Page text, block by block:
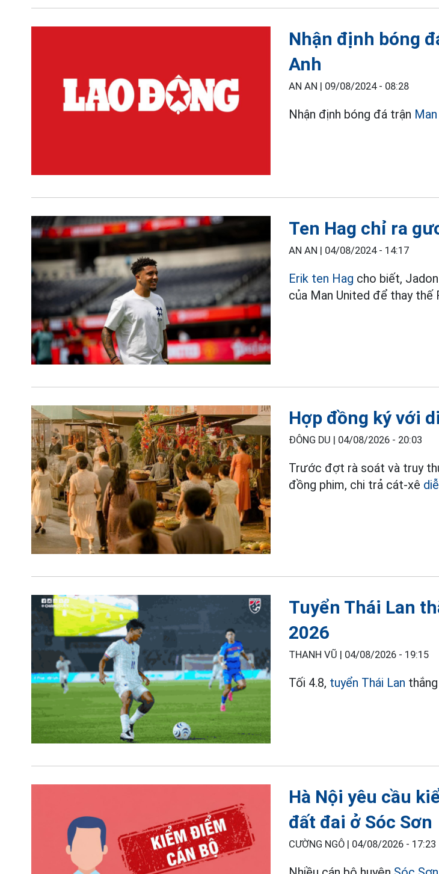
Nhận định bóng
Anh
AN AN | 09/08/2024 - 08:28
Nhận định bóng đá trận
Ten Hag chỉ ra
AN AN | 04/08/2024 - 14:17
Erik ten Hag cho biết,
của Man United để thay thế
Hợp đồng ký với
ĐÔNG DU | 04/08/2026 - 20:03
Trước đợt rà soát và truy
đồng phim, chi trả cát-xê
Tuyển Thái Lan
2026
THANH VŨ | 04/08/2026 - 19:15
Tối 4.8, tuyển Thái Lan
Hà Nội yêu cầu
đất đai ở Sóc Sơn
CƯỜNG NGÔ | 04/08/2026 - 17:23